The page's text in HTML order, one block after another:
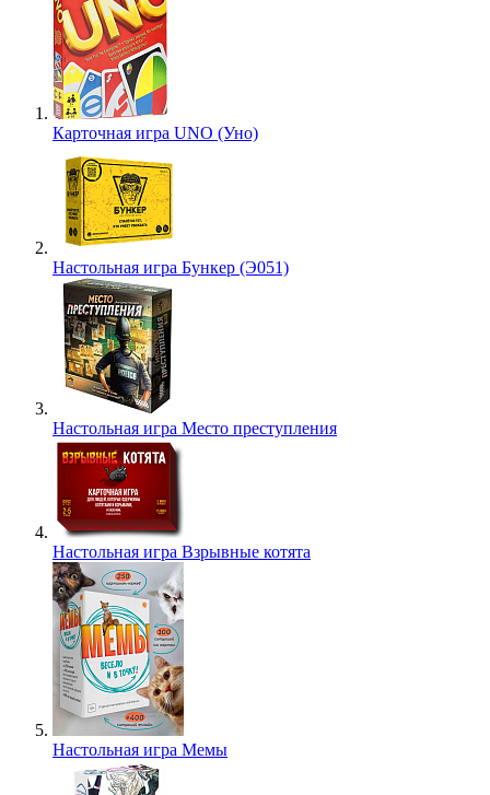
Карточная игра UNO (Уно)
Настольная игра Бункер (Э051)
Настольная игра Место преступления
Настольная игра Взрывные котята
Настольная игра Мемы